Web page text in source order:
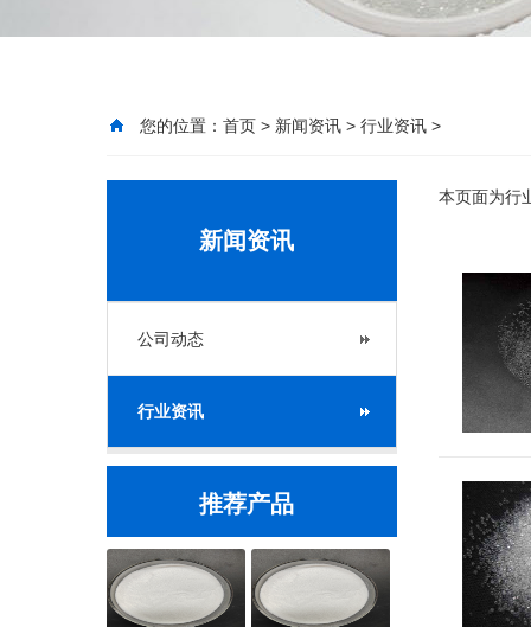
您的位置： 首页 > 新闻资讯 > 行业资讯 >
新闻资讯
公司动态
行业资讯
推荐产品
本页面为行